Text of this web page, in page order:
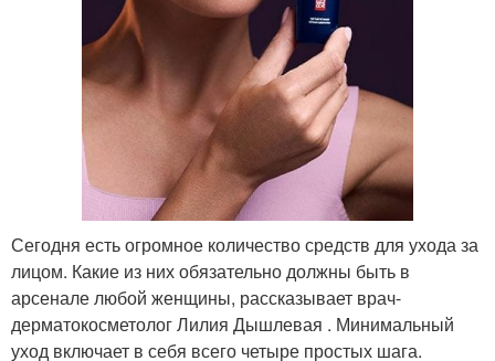
Сегодня есть огромное количество средств для ухода за
лицом. Какие из них обязательно должны быть в
арсенале любой женщины, рассказывает врач-
дерматокосметолог Лилия Дышлевая . Минимальный
уход включает в себя всего четыре простых шага.